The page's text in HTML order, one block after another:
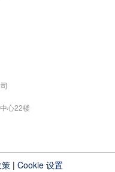
心22楼
|Cookie 设置